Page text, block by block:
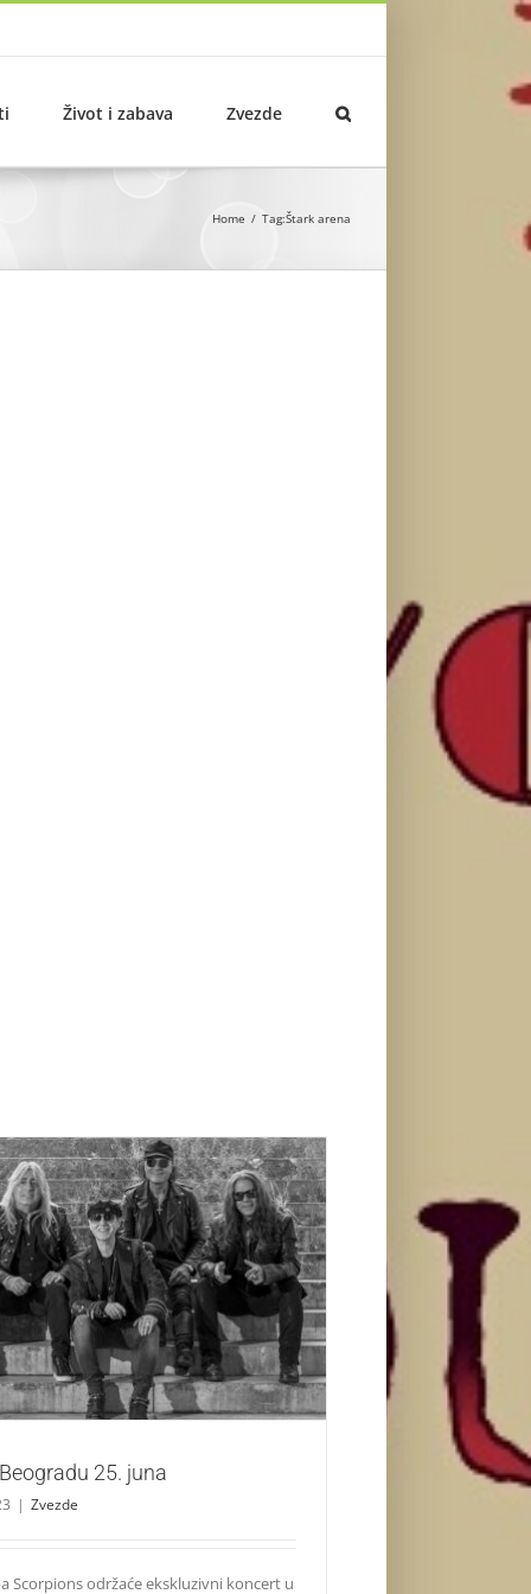
Život i zabava Zvezde
Home Tag:Štark arena
u Beogradu 25. juna
Zvezde
25. juna
| Zvezde
Scorpions održaće ekskluzivni koncert u